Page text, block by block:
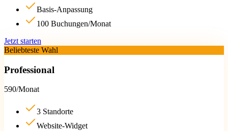
Basis-Anpassung
100 Buchungen/Monat
Jetzt starten
Beliebteste Wahl
Professional
590/Monat
3 Standorte
Website-Widget